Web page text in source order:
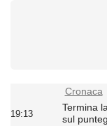
Cronaca
19:13
Termina
sul